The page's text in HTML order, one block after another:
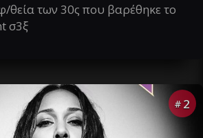
θεία των 30ς που βαρέθηκε το
σ3ξ
# 2